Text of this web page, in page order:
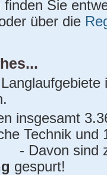
finden Sie
über die
insgesamt
Technik und
- Davon sind
gespurt!